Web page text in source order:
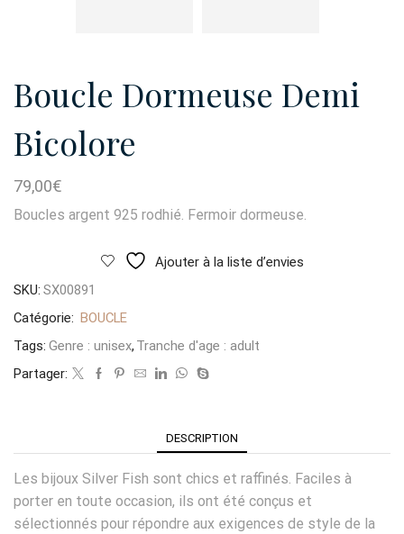
Boucle Dormeuse Demi
Bicolore
79,00€
Boucles argent 925 rodhié. Fermoir dormeuse.
Ajouter à la liste d’envies
SKU: SX00891
Catégorie: BOUCLE
Tags: Genre : unisex, Tranche d'age : adult
Partager:
DESCRIPTION
Les bijoux Silver Fish sont chics et raffinés. Faciles à
porter en toute occasion, ils ont été conçus et
sélectionnés pour répondre aux exigences de style de la